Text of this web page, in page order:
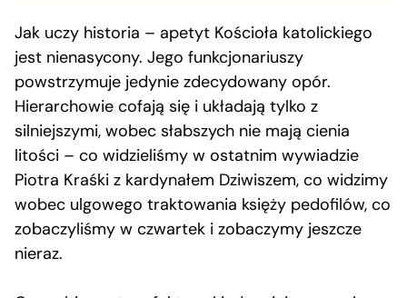
Jak uczy historia – apetyt Kościoła katolickiego
jest nienasycony. Jego funkcjonariuszy
powstrzymuje jedynie zdecydowany opór.
Hierarchowie cofają się i układają tylko z
silniejszymi, wobec słabszych nie mają cienia
litości – co widzieliśmy w ostatnim wywiadzie
Piotra Kraśki z kardynałem Dziwiszem, co widzimy
wobec ulgowego traktowania księży pedofilów, co
zobaczyliśmy w czwartek i zobaczymy jeszcze
nieraz.